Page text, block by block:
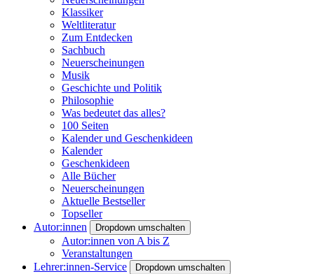
Klassiker
Weltliteratur
Zum Entdecken
Sachbuch
Neuerscheinungen
Musik
Geschichte und Politik
Philosophie
Was bedeutet das alles?
100 Seiten
Kalender und Geschenkideen
Kalender
Geschenkideen
Alle Bücher
Neuerscheinungen
Aktuelle Bestseller
Topseller
Autor:innen
Dropdown umschalten
Autor:innen von A bis Z
Veranstaltungen
Lehrer:innen-Service
Dropdown umschalten